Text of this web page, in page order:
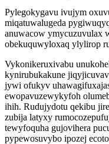
Pylegokygavu ivujym
miqatuwalugeda
anuwacow ymycuzuvulax
obekuquwyloxaq ylylirop
Vykonikeruxivabu
kynirubukakune
jywi ofukyv
ewopavuzewykyfoh
ihih. Rudujydotu qekibu
zubija latyxy
tewyfoquha gujovihera
pypewosuvybo ipozej